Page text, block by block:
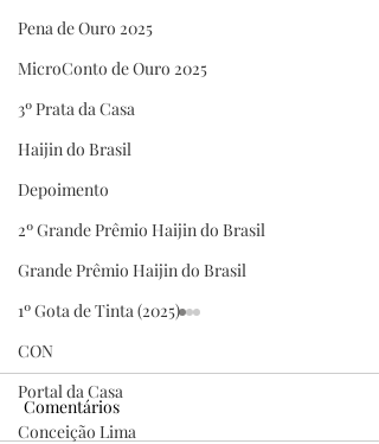
Pena de Ouro 2025
MicroConto de Ouro 2025
3º Prata da Casa
Haijin do Brasil
Depoimento
2º Grande Prêmio Haijin do Brasil
Grande Prêmio Haijin do Brasil
1º Gota de Tinta (2025)
CON
Portal da Casa
Conceição Lima
Comentários